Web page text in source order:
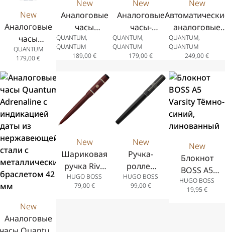
New
Аналоговые
часы
Quantum
Adrenaline с
хронографом
и индикацией
даты, корпус
из
нержавеющей
стали и синий
силиконовый
ремешок, 41
QUANTUM
179,00€
New
Аналоговые
часы
Quantum
Powertech с
и индикацией
даты, корпус
и браслет из
нержавеющей
стали, 42 мм
QUANTUM,
QUANTUM
189,00€
New
Аналоговые
часы-
хронограф
Quantum
индикацией
даты из
нержавеющей
стали с
ремешком 41
мм
QUANTUM,
QUANTUM
179,00€
New
аналоговые
часы
Q-Master с
даты из
нержавеющей
стали с
браслетом 41
QUANTUM,
QUANTUM
249,00€
New
Аналоговые
New
Шариковая
ручка Rive
Varsity,
бордовая
HUGO BOSS
79,00€
New
Ручка-
роллер
Formation
Line цвет
HUGO BOSS
99,00€
New
Блокнот
BOSS A5
Varsity
Тёмно-
HUGO BOSS
19,95 €